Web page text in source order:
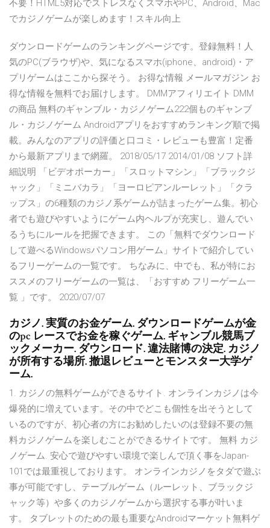
不要！HTML5対応でストレスなくスマホやPC、Android、Mac
でカジノゲームが楽しめます！スキル向上
ダウンロードゲームのランキングページです。登録無料！人
気のPC(ブラウザ)や、気になるスマホ(iphone、android)・ア
プリゲームはここから探そう。 お得な情報 メールマガジン お
得な情報を無料でお届けします。 DMMアフィリエイト DMM
の商品 無料のギャンブル・カジノゲーム222個ものギャンブ
ル・カジノゲーム Androidアプリをおすすめランキング順で掲
載。みんなのアプリの評価と口コミ・レビューも豊富！定番
から最新アプリまで網羅。 2018/05/17 2014/01/08 ソフト詳
細説明 「ビデオポーカー」「スロットマシン」「ブラックジ
ャック」「ミニバカラ」「ヨーロピアンルーレット」「クラ
ップス」の6種類のカジノ系ゲームが詰まったゲーム集。初心
者でも遊びやすいようにゲーム内ヘルプが充実し、遊んでい
るうちにルールを把握できます。 この「無料でダウンロード
して遊べるWindowsパソコン用ゲーム」サイトで紹介してい
るフリーゲームの一覧です。 ちなみに、中でも、私が特にお
ススメのフリーゲームの一覧は、「おすすめ フリーゲーム一
覧 」です。 2020/07/07
カジノ. 実質のお金ゲーム. ダウンロードゲームが金
のpc レースでお金を稼ぐゲーム. ギャンブル競馬ブ
ックメーカー. ダウンロード. 違法賭博の決定. カジノ
が所有する場所. 撤退レビューとモンスター大学ゲ
ーム.
1. カジノの無料ゲームができるサイト. オンラインカジノは今
爆発的に増えています。その中でどこも個性を出そうとして
いるのですが、初心者の方にお勧めしたいのは登録不要の無
料カジノゲームを楽しむことができるサイトです。 無料 カジ
ノゲーム. 安心で遊びやすい環境で楽しんで頂く事をJapan-
101では最重視しております。 オンラインカジノをタダで遊ぶ
事が可能ですし、テーブルゲーム（ルーレット、ブラックジ
ャック等）や多くのカジノゲームから選択する事が叶いま
す。 タブレットのための最も重要なAndroidマーケット無料ゲ